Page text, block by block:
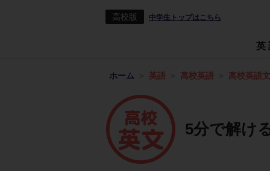
高校版 中学生トップはこちら
英
ホーム 英語 高校英語 高校英語
5分で解け